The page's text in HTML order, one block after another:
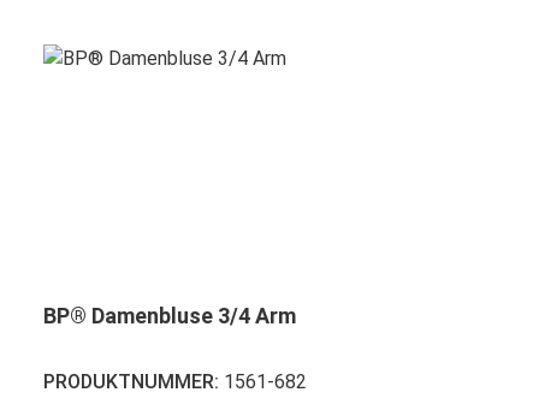
BP® Damenbluse 3/4 Arm
PRODUKTNUMMER: 1561-682